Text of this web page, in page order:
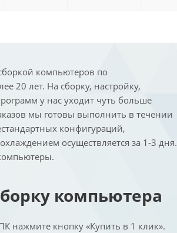
компьютеров по
20 лет. На сборку, настройку,
у нас уходит чуть больше
мы готовы выполнить в течении
конфигураций,
осуществляется за 1-3 дня.
компьютера
нажмите кнопку «Купить в 1 клик».